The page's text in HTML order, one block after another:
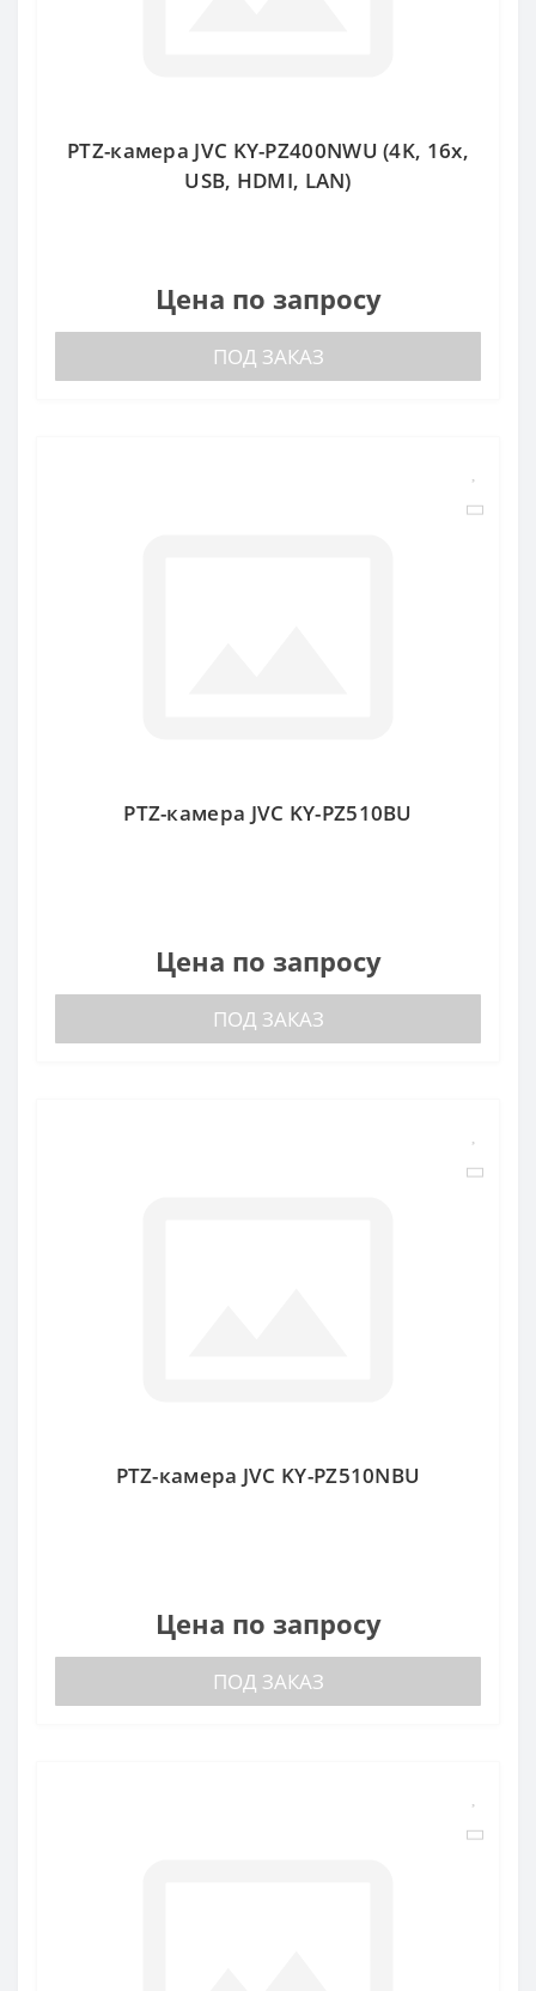
PTZ-камера JVC KY-PZ400NWU (4K, 16x,
USB, HDMI, LAN)
Цена по запросу
ПОД ЗАКАЗ
PTZ-камера JVC KY-PZ510BU
Цена по запросу
ПОД ЗАКАЗ
PTZ-камера JVC KY-PZ510NBU
Цена по запросу
ПОД ЗАКАЗ